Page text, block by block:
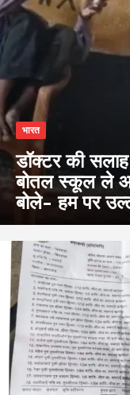
भारत
डॉक्टर की
बोतल स्कूल ले
बोले- हम पर